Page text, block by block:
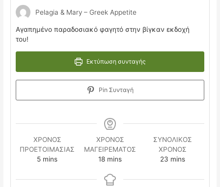
Pelagia & Mary – Greek Appetite
Αγαπημένο παραδοσιακό φαγητό στην βίγκαν εκδοχή
του!
Εκτύπωση συνταγής
Pin Συνταγή
ΧΡΟΝΟΣ
ΠΡΟΕΤΟΙΜΑΣΙΑΣ
5minutes
mins
ΧΡΟΝΟΣ
ΜΑΓΕΙΡΕΜΑΤΟΣ
18minutes
mins
ΣΥΝΟΛΙΚΟΣ
ΧΡΟΝΟΣ
23 minutes
mins